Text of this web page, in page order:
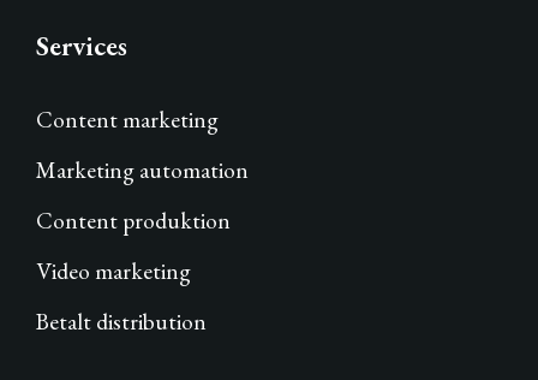
Services
Content marketing
Marketing automation
Content produktion
Video marketing
Betalt distribution